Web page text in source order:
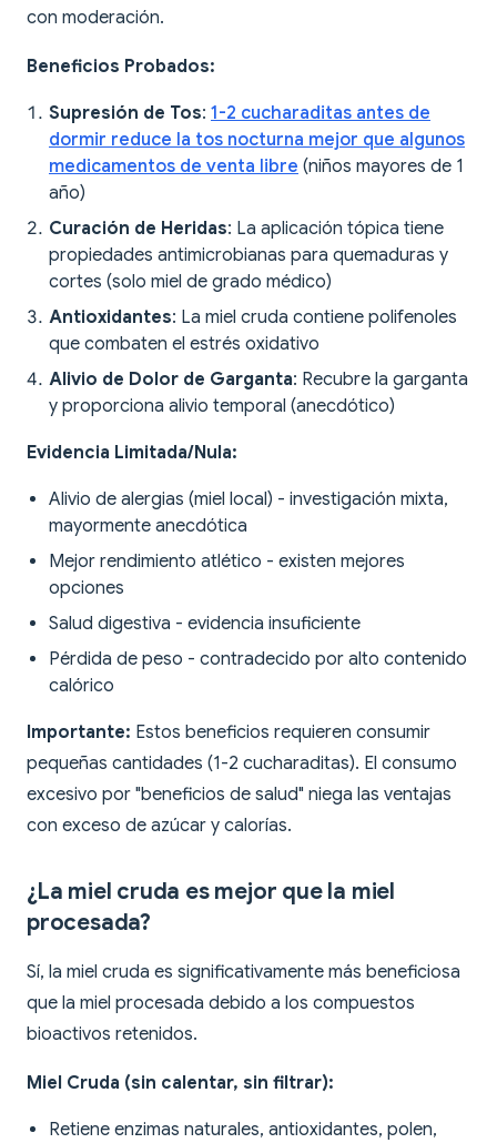
con moderación.
Beneficios Probados:
Supresión de Tos: 1-2 cucharaditas antes de
dormir reduce la tos nocturna mejor que algunos
medicamentos de venta libre (niños mayores de 1
año)
Curación de Heridas: La aplicación tópica tiene
propiedades antimicrobianas para quemaduras y
cortes (solo miel de grado médico)
Antioxidantes: La miel cruda contiene polifenoles
que combaten el estrés oxidativo
Alivio de Dolor de Garganta: Recubre la garganta
y proporciona alivio temporal (anecdótico)
Evidencia Limitada/Nula:
Alivio de alergias (miel local) - investigación mixta,
mayormente anecdótica
Mejor rendimiento atlético - existen mejores
opciones
Salud digestiva - evidencia insuficiente
Pérdida de peso - contradecido por alto contenido
calórico
Importante: Estos beneficios requieren consumir
pequeñas cantidades (1-2 cucharaditas). El consumo
excesivo por "beneficios de salud" niega las ventajas
con exceso de azúcar y calorías.
¿La miel cruda es mejor que la miel
procesada?
Sí, la miel cruda es significativamente más beneficiosa
que la miel procesada debido a los compuestos
bioactivos retenidos.
Miel Cruda (sin calentar, sin filtrar):
Retiene enzimas naturales, antioxidantes, polen,